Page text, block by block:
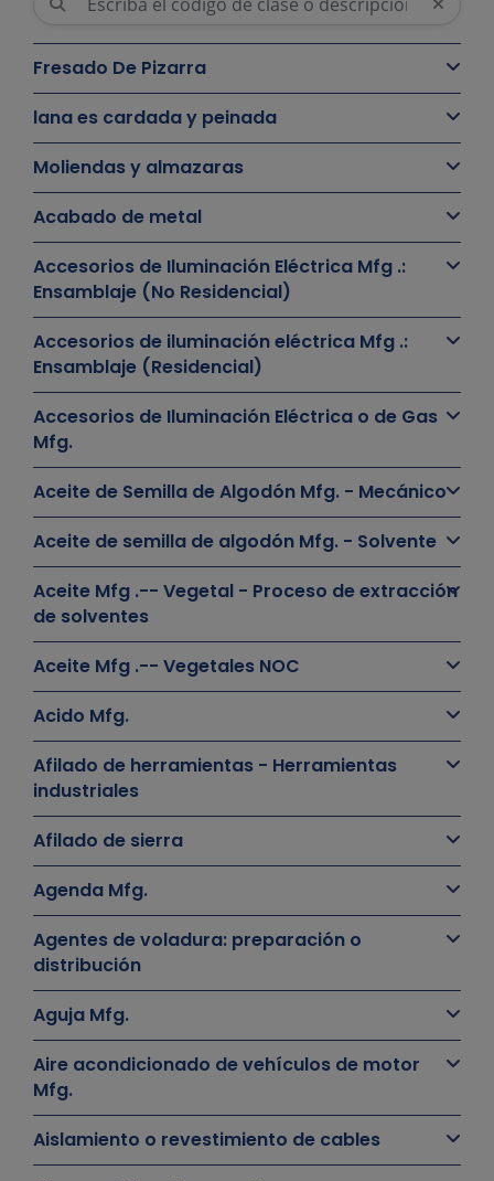
Fresado De Pizarra
lana es cardada y peinada
Moliendas y almazaras
Acabado de metal
Accesorios de Iluminación Eléctrica Mfg .:
Ensamblaje (No Residencial)
Accesorios de iluminación eléctrica Mfg .:
Ensamblaje (Residencial)
Accesorios de Iluminación Eléctrica o de Gas
Mfg.
Aceite de Semilla de Algodón Mfg. - Mecánico
Aceite de semilla de algodón Mfg. - Solvente
Aceite Mfg .-- Vegetal - Proceso de extracción
de solventes
Aceite Mfg .-- Vegetales NOC
Acido Mfg.
Afilado de herramientas - Herramientas
industriales
Afilado de sierra
Agenda Mfg.
Agentes de voladura: preparación o
distribución
Aguja Mfg.
Aire acondicionado de vehículos de motor
Mfg.
Aislamiento o revestimiento de cables